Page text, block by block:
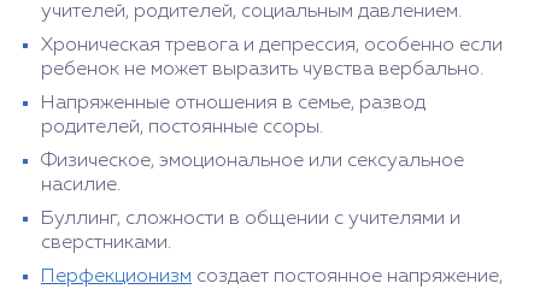
учителей, родителей, социальным давлением.
Хроническая тревога и депрессия, особенно если
ребенок не может выразить чувства вербально.
Напряженные отношения в семье, развод
родителей, постоянные ссоры.
Физическое, эмоциональное или сексуальное
насилие.
Буллинг, сложности в общении с учителями и
сверстниками.
Перфекционизм создает постоянное напряжение,